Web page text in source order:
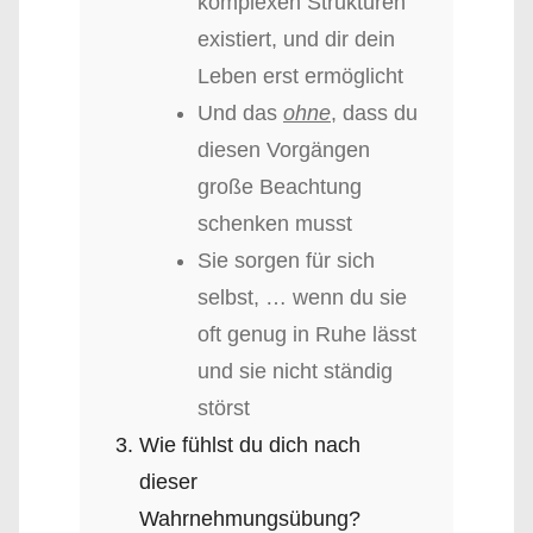
existiert, und dir dein
Leben erst ermöglicht
Und das ohne, dass du
diesen Vorgängen
große Beachtung
schenken musst
Sie sorgen für sich
selbst, … wenn du sie
oft genug in Ruhe lässt
und sie nicht ständig
störst
Wie fühlst du dich nach
dieser
Wahrnehmungsübung?